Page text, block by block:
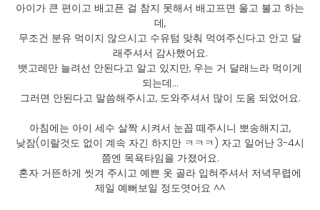
아이가 큰 편이고 배고픈 걸 참지 못해서 배고프면 울고 불고 하는
데,
무조건 분유 먹이지 않으시고 수유텀 맞춰 먹여주신다고 안고 달
래주셔서 감사했어요.
뱃고레만 늘려선 안된다고 알고 있지만, 우는 거 달래느라 먹이게
되는데...
그러면 안된다고 말씀해주시고, 도와주셔서 많이 도움 되었어요.
아침에는 아이 세수 살짝 시켜서 눈꼽 떼주시니 뽀송해지고,
낮잠(이랄것도 없이 계속 자긴 하지만 ㅋㅋㅋ) 자고 일어난 3-4시
쯤엔 목욕타임을 가졌어요.
혼자 거뜬하게 씻겨 주시고 예쁜 옷 골라 입혀주셔서 저녁무렵에
제일 예뻐보일 정도엿어요 ^^